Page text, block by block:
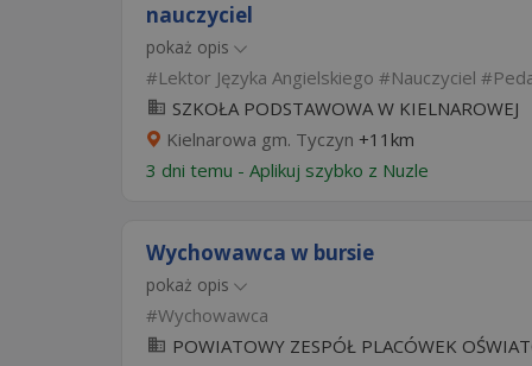
nauczyciel
pokaż opis
Lektor Języka Angielskiego Nauczyciel
SZKOŁA PODSTAWOWA W KIELNAROWEJ
Kielnarowa gm. Tyczyn +11km
3 dni temu - Aplikuj szybko z Nuzle
Wychowawca w bursie
pokaż opis
Wychowawca
POWIATOWY ZESPÓŁ PLACÓWEK